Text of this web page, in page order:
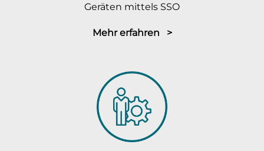
Geräten mittels SSO
Mehr erfahren >